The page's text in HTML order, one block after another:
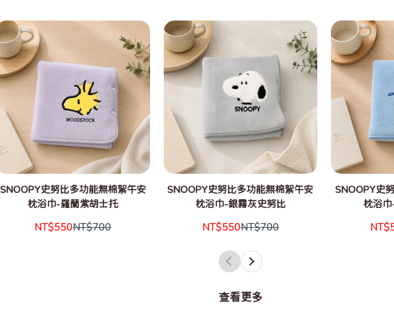
SNOOPY史努比多功能無棉絮午安
枕浴巾-羅蘭紫胡士托
NT$550NT$700
SNOOPY史努比多功能無棉絮午安
枕浴巾-銀霧灰史努比
NT$550NT$700
SNOOPY史
枕浴
查看更多